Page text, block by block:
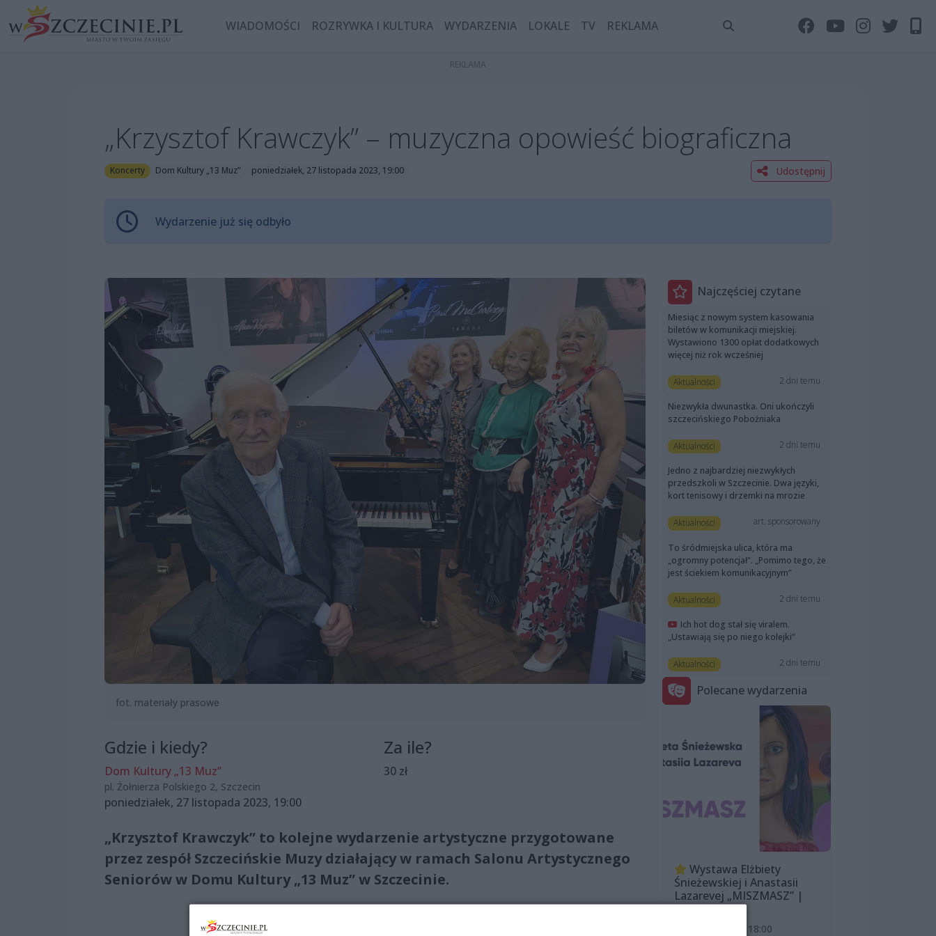
WIADOMOŚCI ROZRYWKA I KULTURA WYDARZENIA LOKALE TV REKLAMA
„Krzysztof Krawczyk” – muzyczna opowieść biograficzna
Koncerty Dom Kultury „13 Muz” poniedziałek, 27 listopada 2023, 19:00 Udostępnij
Wydarzenie już się odbyło
fot. materiały prasowe
Gdzie i kiedy?
Dom Kultury „13 Muz”
pl. Żołnierza Polskiego 2, Szczecin
poniedziałek, 27 listopada 2023, 19:00
Za ile?
30 zł
„Krzysztof Krawczyk” to kolejne wydarzenie artystyczne przygotowane
przez zespół Szczecińskie Muzy działający w ramach Salonu Artystycznego
Seniorów w Domu Kultury „13 Muz” w Szczecinie.
Najczęściej czytane
Miesiąc z nowym system kasowania
biletów w komunikacji miejskiej.
Wystawiono 1300 opłat dodatkowych
więcej niż rok wcześniej
Aktualności 2 dni temu
Niezwykła dwunastka. Oni ukończyli
szczecińskiego Pobożniaka
Aktualności 2 dni temu
Jedno z najbardziej niezwykłych
przedszkoli w Szczecinie. Dwa języki,
kort tenisowy i drzemki na mrozie
Aktualności art. sponsorowany
To śródmiejska ulica, która ma
„ogromny potencjał”. „Pomimo tego, że
jest ściekiem komunikacyjnym”
Aktualności 2 dni temu
Ich hot dog stał się viralem.
„Ustawiają się po niego kolejki”
Aktualności 2 dni temu
Polecane wydarzenia
Wystawa Elżbiety
Śnieżewskiej i Anastasii
Lazarevej „MISZMASZ” |
wernisaż
7 sierpnia 2026, 18:00